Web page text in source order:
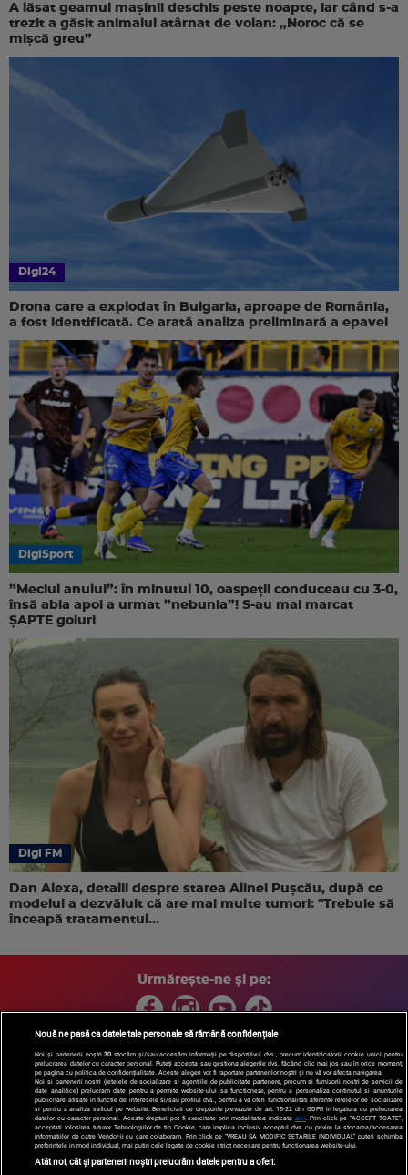
A lăsat geamul mașinii deschis peste noapte, iar când s-a
trezit a găsit animalul atârnat de volan: „Noroc că se
mișcă greu”
Digi24
Drona care a explodat în Bulgaria, aproape de România,
a fost identificată. Ce arată analiza preliminară a epavei
DigiSport
”Meciul anului”: în minutul 10, oaspeții conduceau cu 3-0,
însă abia apoi a urmat ”nebunia”! S-au mai marcat
ȘAPTE goluri
Digi FM
Dan Alexa, detalii despre starea Alinei Pușcău, după ce
modelul a dezvăluit că are mai multe tumori: "Trebuie să
înceapă tratamentul...
Urmărește-ne și pe:
Copyright © 2026 / DIGI ROMANIA S.A.
Arhiva
Comunicate de presă Politica de confidentialitate
Termeni
si conditii
Gestionați preferințele| Contact/Info Codul etic
Nouă ne pasă ca datele tale personale să rămână confidențiale
Noi și partenerii noștri30 stocăm și/sau accesăm informații pe dispozitivul dvs., precum identificatorii cookie unici pentru
prelucrarea datelor cu caracter personal. Puteți accepta sau gestiona alegerile dvs. făcând clic mai jos sau în orice moment,
pe pagina cu politica de confidențialitate. Aceste alegeri vor fi raportate partenerilor noștri și nu vă vor afecta navigarea.
Noi si partenerii nostri (retelele de socializare si agentiile de publicitate partenere, precum si furnizorii nostri de servicii de
date analitice) prelucram date pentru a permite website-ului sa functioneze, pentru a personaliza continutul si anunturile
publicitare afisate in functie de interesele si/sau profilul dvs., pentru a va oferi functionalitati aferente retelelor de socializare
si pentru a analiza traficul pe website. Beneficiati de drepturile prevazute de art. 15-22 din GDPR in legatura cu prelucrarea
datelor cu caracter personal. Aceste drepturi pot fi exercitate prin modalitatea indicata aici. Prin click pe “ACCEPT TOATE”,
acceptati folosirea tuturor Tehnologiilor de tip Cookie, care implica inclusiv acceptul dvs. cu privire la stocarea/accesarea
informatiilor de catre Vendor-ii cu care colaboram. Prin click pe “VREAU SA MODIFIC SETARILE INDIVIDUAL” puteti schimba
preferintele in mod individual, mai putin cele legate de cookie strict necesare pentru functionarea website-ului.
Atât noi, cât și partenerii noștri prelucrăm datele pentru a oferi: